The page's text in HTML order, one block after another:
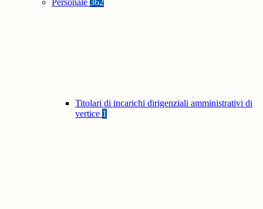
Personale 362
Titolari di incarichi dirigenziali amministrativi di
vertice 1